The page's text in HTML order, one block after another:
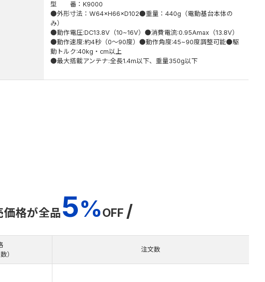
型 番：K9000
●外形寸法：W64×H66×D102●重量：440g（電動基台本体の
み）
●動作電圧:DC13.8V（10~16V）●消費電流:0.95Amax（13.8V）
●動作速度:約4秒（0～90度）●動作角度:45~90度調整可能●駆
動トルク:40kg・cm以上
●最大搭載アンテナ:全長1.4m以下、重量350g以下
格が全品5%OFF /
）
注文数